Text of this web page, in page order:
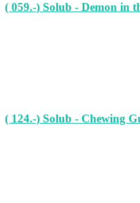
( 059.-) Solub - Demon in
( 124.-) Solub - Chewing